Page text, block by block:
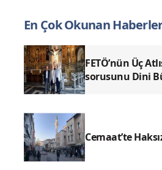
En Çok Okunan
FETÖ’nün Üç
sorusunu Dini
Cemaat’te